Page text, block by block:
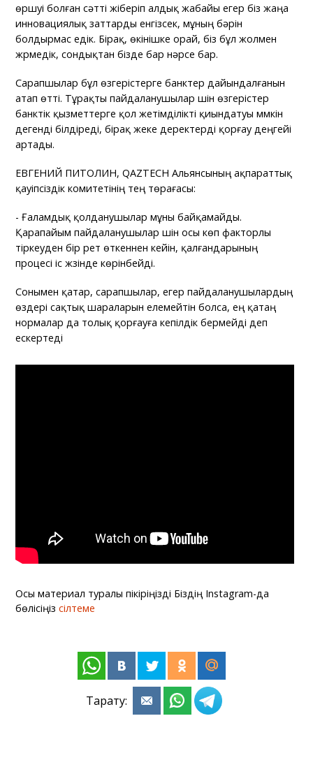
өршуі болған сәтті жіберіп алдық жабайы егер біз жаңа
инновациялық заттарды енгізсек, мұның бәрін
болдырмас едік. Бірақ, өкінішке орай, біз бұл жолмен
жүрмедік, сондықтан бізде бар нәрсе бар.
Сарапшылар бұл өзгерістерге банктер дайындалғанын
атап өтті. Тұрақты пайдаланушылар үшін өзгерістер
банктік қызметтерге қол жетімділікті қиындатуы мүмкін
дегенді білдіреді, бірақ жеке деректерді қорғау деңгейі
артады.
ЕВГЕНИЙ ПИТОЛИН, QAZTECH Альянсының ақпараттық
қауіпсіздік комитетінің тең төрағасы:
- Ғаламдық қолданушылар мұны байқамайды.
Қарапайым пайдаланушылар үшін осы көп факторлы
тіркеуден бір рет өткеннен кейін, қалғандарының
процесі іс жүзінде көрінбейді.
Сонымен қатар, сарапшылар, егер пайдаланушылардың
өздері сақтық шараларын елемейтін болса, ең қатаң
нормалар да толық қорғауға кепілдік бермейді деп
ескертеді
Осы материал туралы пікіріңізді Біздің Instagram-да
бөлісіңіз сілтеме
Тарату: